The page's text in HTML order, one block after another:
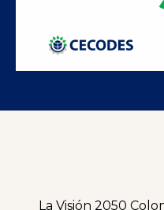
La Visión 2050